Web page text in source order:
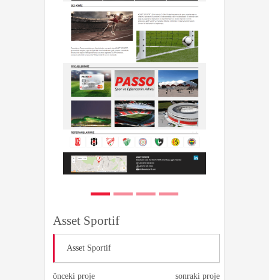
Asset Sportif
Asset Sportif
önceki proje sonraki proje